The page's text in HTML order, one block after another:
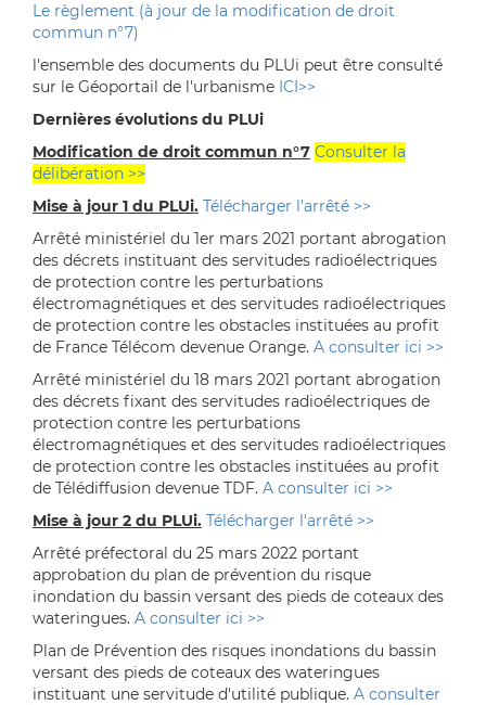
Le règlement (à jour de la modification de droit
commun n°7)
l'ensemble des documents du PLUi peut être consulté
sur le Géoportail de l'urbanisme ICI>>
Dernières évolutions du PLUi
Modification de droit commun n°7 Consulter la
délibération >>
Mise à jour 1 du PLUi. Télécharger l'arrêté >>
Arrêté ministériel du 1er mars 2021 portant abrogation
des décrets instituant des servitudes radioélectriques
de protection contre les perturbations
électromagnétiques et des servitudes radioélectriques
de protection contre les obstacles instituées au profit
de France Télécom devenue Orange. A consulter ici >>
Arrêté ministériel du 18 mars 2021 portant abrogation
des décrets fixant des servitudes radioélectriques de
protection contre les perturbations
électromagnétiques et des servitudes radioélectriques
de protection contre les obstacles instituées au profit
de Télédiffusion devenue TDF. A consulter ici >>
Mise à jour 2 du PLUi. Télécharger l'arrêté >>
Arrêté préfectoral du 25 mars 2022 portant
approbation du plan de prévention du risque
inondation du bassin versant des pieds de coteaux des
wateringues. A consulter ici >>
Plan de Prévention des risques inondations du bassin
versant des pieds de coteaux des wateringues
instituant une servitude d'utilité publique. A consulter